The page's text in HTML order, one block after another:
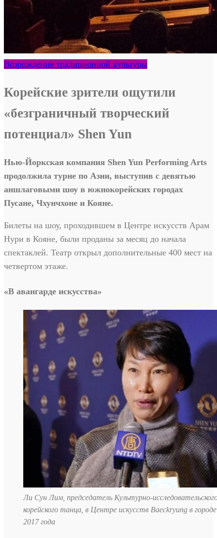
Возрождение традиционной культуры
Корейские зрители ощутили
«безграничный творческий
потенциал» Shen Yun
Нью-Йоркская компания Shen Yun Performing Arts
продолжила турне по Азии, выступив с девятью
аншлаговыми шоу в южнокорейских городах
Пусане, Чхунчхоне и Кояне.
Билеты на шоу, проходившем в Центре искусств Арам
Нури в Кояне, были проданы за месяц до начала
спектаклей. Театр открыл дополнительные 400 мест на
четвертом этаже.
«В авангарде искусства»
Ли Сун Лим, председатель Культурно-
корейского танца, в Центре искусств Baeckryung в
2017 года